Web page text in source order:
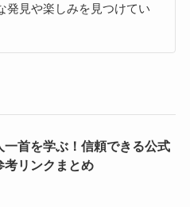
発見や楽しみを見つけてい
一首を学ぶ！信頼できる公式
考リンクまとめ